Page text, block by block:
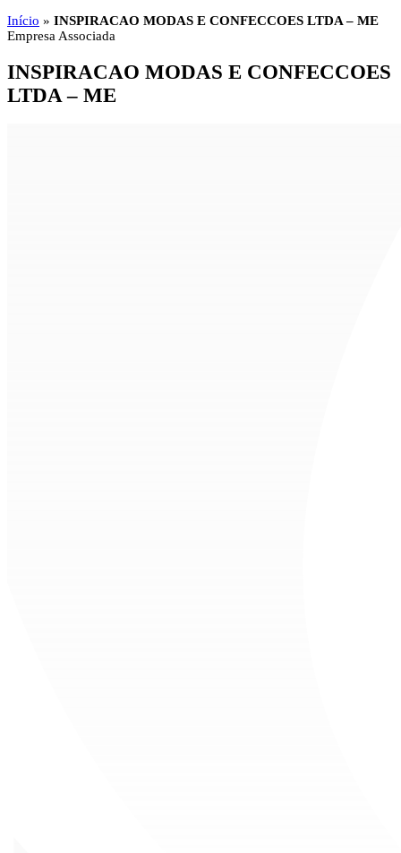
Início » INSPIRACAO MODAS E CONFECCOES LTDA – ME
Empresa Associada
INSPIRACAO MODAS E CONFECCOES
LTDA – ME